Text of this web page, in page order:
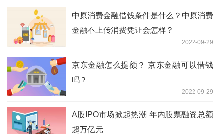
中原消费金融借钱条件是什么？中原消费
金融不上传消费凭证会怎样？
2022-09-29
京东金融怎么提额？ 京东金融可以借钱
吗？
2022-09-29
A股IPO市场掀起热潮 年内股票融资总额
超万亿元